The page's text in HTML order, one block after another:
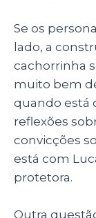
Se os
lado, a
cachorrinha
muito bem
quando está
reflexões
convicções
está com
protetora.
Outra